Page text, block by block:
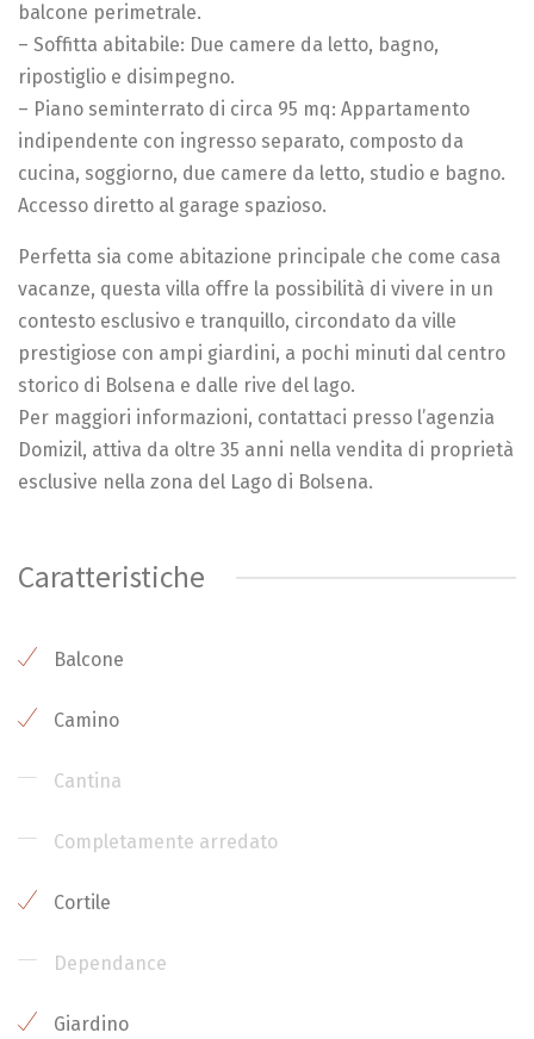
balcone perimetrale.
– Soffitta abitabile: Due camere da letto, bagno,
ripostiglio e disimpegno.
– Piano seminterrato di circa 95 mq: Appartamento
indipendente con ingresso separato, composto da
cucina, soggiorno, due camere da letto, studio e bagno.
Accesso diretto al garage spazioso.
Perfetta sia come abitazione principale che come casa
vacanze, questa villa offre la possibilità di vivere in un
contesto esclusivo e tranquillo, circondato da ville
prestigiose con ampi giardini, a pochi minuti dal centro
storico di Bolsena e dalle rive del lago.
Per maggiori informazioni, contattaci presso l’agenzia
Domizil, attiva da oltre 35 anni nella vendita di proprietà
esclusive nella zona del Lago di Bolsena.
Caratteristiche
Balcone
Camino
Cantina
Completamente arredato
Cortile
Dependance
Giardino